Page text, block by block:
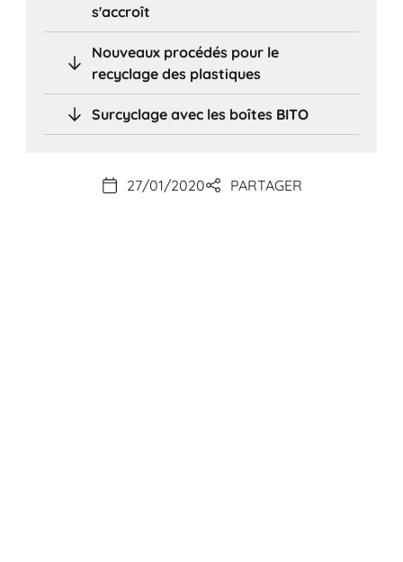
s'accroît
Nouveaux procédés pour le
recyclage des plastiques
Surcyclage avec les boîtes BITO
27/01/2020 PARTAGER